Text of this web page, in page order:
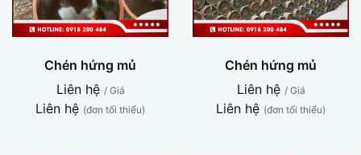
Chén hứng mủ
Liên hệ / Giá
Liên hệ (đơn tối thiểu)
Chén hứng mủ
Liên hệ / Giá
Liên hệ (đơn tối thiểu)